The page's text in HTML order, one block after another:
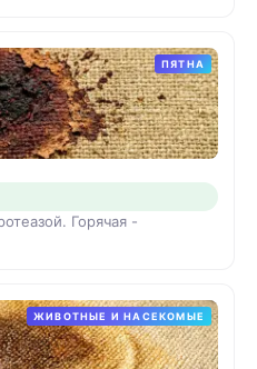
ПЯТНА
Горячая -
ЖИВОТНЫЕ И НАСЕКОМЫЕ